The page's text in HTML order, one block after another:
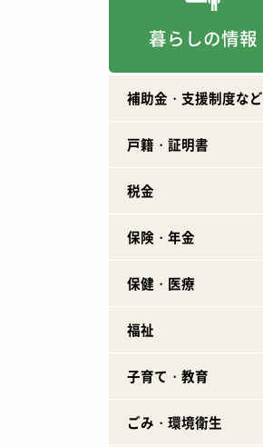
暮らしの情報
補助金・支援制度など
戸籍・証明書
税金
保険・年金
保健・医療
福祉
子育て・教育
ごみ・環境衛生